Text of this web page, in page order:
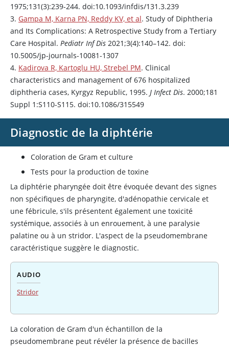
1975;131(3):239-244. doi:10.1093/infdis/131.3.239
3. Gampa M, Karna PN, Reddy KV, et al. Study of Diphtheria
and Its Complications: A Retrospective Study from a Tertiary
Care Hospital. Pediatr Inf Dis 2021;3(4):140–142. doi:
10.5005/jp-journals-10081-1307
4. Kadirova R, Kartoglu HU, Strebel PM. Clinical
characteristics and management of 676 hospitalized
diphtheria cases, Kyrgyz Republic, 1995. J Infect Dis. 2000;181
Suppl 1:S110-S115. doi:10.1086/315549
Diagnostic de la diphtérie
Coloration de Gram et culture
Tests pour la production de toxine
La diphtérie pharyngée doit être évoquée devant des signes
non spécifiques de pharyngite, d'adénopathie cervicale et
une fébricule, s'ils présentent également une toxicité
systémique, associés à un enrouement, à une paralysie
palatine ou à un stridor. L'aspect de la pseudomembrane
caractéristique suggère le diagnostic.
AUDIO
Stridor
La coloration de Gram d'un échantillon de la
pseudomembrane peut révéler la présence de bacilles